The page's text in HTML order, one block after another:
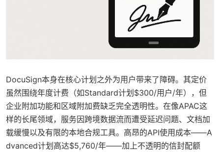
DocuSign本身在核心计划之外为用户带来了障碍。其定价
虽然围绕年度计费（如Standard计划$300/用户/年），但
企业附加功能和区域附加费缺乏完全透明性。在像APAC这
样的长尾领域，服务因跨境数据流而遭受延迟问题、文档加
载缓慢以及有限的本地合规工具。高昂的API使用成本——A
dvanced计划高达$5,760/年——加上不透明的信封配额